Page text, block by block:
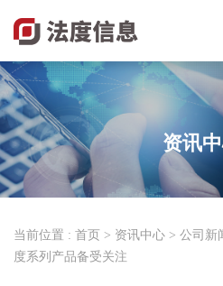
资讯
当前位置 : 首页 > 资讯中心 > 公司新
度系列产品备受关注